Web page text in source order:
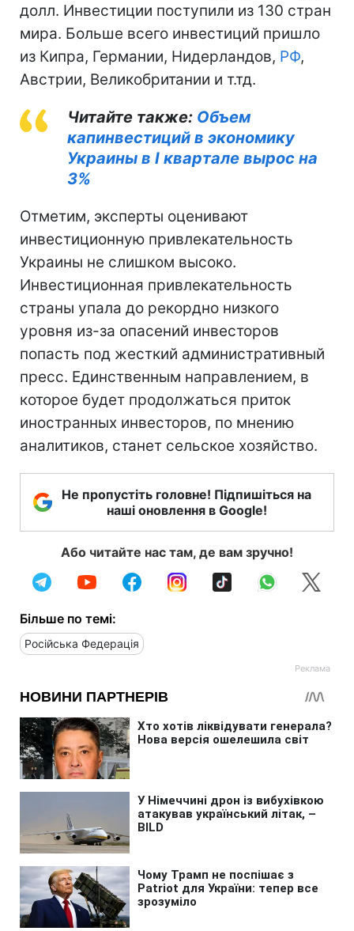
долл. Инвестиции поступили из 130 стран
мира. Больше всего инвестиций пришло
из Кипра, Германии, Нидерландов, РФ,
Австрии, Великобритании и т.тд.
Читайте также: Объем
капинвестиций в экономику
Украины в I квартале вырос на
3%
Отметим, эксперты оценивают
инвестиционную привлекательность
Украины не слишком высоко.
Инвестиционная привлекательность
страны упала до рекордно низкого
уровня из-за опасений инвесторов
попасть под жесткий административный
пресс. Единственным направлением, в
которое будет продолжаться приток
иностранных инвесторов, по мнению
аналитиков, станет сельское хозяйство.
Не пропустіть головне! Підпишіться на
наші оновлення в Google!
Або читайте нас там, де вам зручно!
Більше по темі:
Російська Федерація